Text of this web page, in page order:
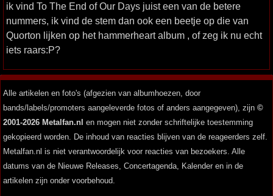
ik vind To The End of Our Days juist een van de betere
nummers, ik vind de stem dan ook een beetje op die van
Quorton lijken op het hammerheart album , of zeg ik nu echt
iets raars:P?
Alle artikelen en foto's (afgezien van albumhoezen, door
bands/labels/promoters aangeleverde fotos of anders aangegeven), zijn ©
2001-2026 Metalfan.nl en mogen niet zonder schriftelijke toestemming
gekopieerd worden. De inhoud van reacties blijven van de reageerders zelf.
Metalfan.nl is niet verantwoordelijk voor reacties van bezoekers. Alle
datums van de Nieuwe Releases, Concertagenda, Kalender en in de
artikelen zijn onder voorbehoud.